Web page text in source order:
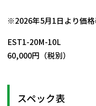
※2026年5月1日より価格
EST1-20M-10L
60,000円（税別）
スペック表